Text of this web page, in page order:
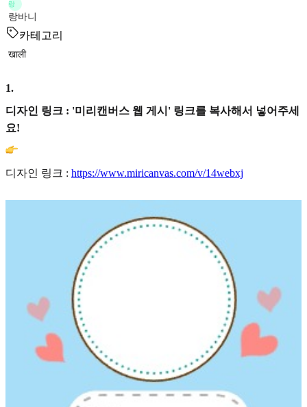
랑
랑바니
카테고리
खाली
1.
디자인 링크 : '미리캔버스 웹 게시' 링크를 복사해서 넣어주세
요!
디자인 링크 : https://www.miricanvas.com/v/14webxj